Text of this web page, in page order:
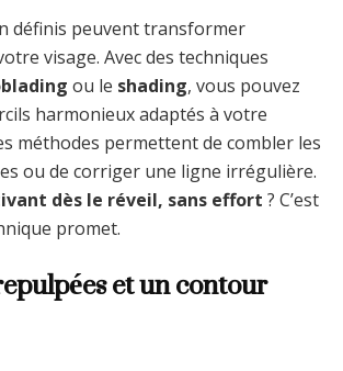
définis peuvent transformer
visage. Avec des techniques
ou le shading, vous pouvez
harmonieux adaptés à votre
méthodes permettent de combler les
ou de corriger une ligne irrégulière.
dès le réveil, sans effort ? C’est
promet.
et un contour